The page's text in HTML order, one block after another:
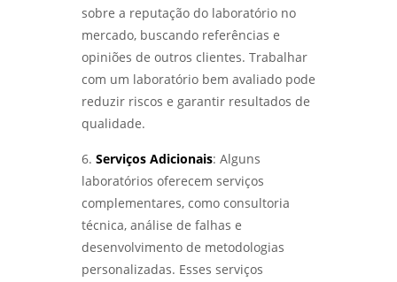
COMO REALIZAR UMA ANÁLISE DE FALHAS EM
ENGRENAGENS EM SP PARA OTIMIZAR A
MANUTENÇÃO - LABMETAL
ANÁLISE DE FALHAS EM ROLAMENTOS EM SP:
DIAGNÓSTICO EFICIENTE PARA INDÚSTRIAS -
LABMETAL
COMO A ANÁLISE DE FALHAS PARA
MANUTENÇÃO EM SP PODE AUMENTAR A
DESCUBRA COMO ESSA TÉCNICA REVELA A
QUALIDADE DOS MATERIAIS - LABMETAL
sobre a reputação do laboratório no
mercado, buscando referências e
opiniões de outros clientes. Trabalhar
com um laboratório bem avaliado pode
reduzir riscos e garantir resultados de
qualidade.
6. Serviços Adicionais: Alguns
laboratórios oferecem serviços
complementares, como consultoria
técnica, análise de falhas e
desenvolvimento de metodologias
personalizadas. Esses serviços